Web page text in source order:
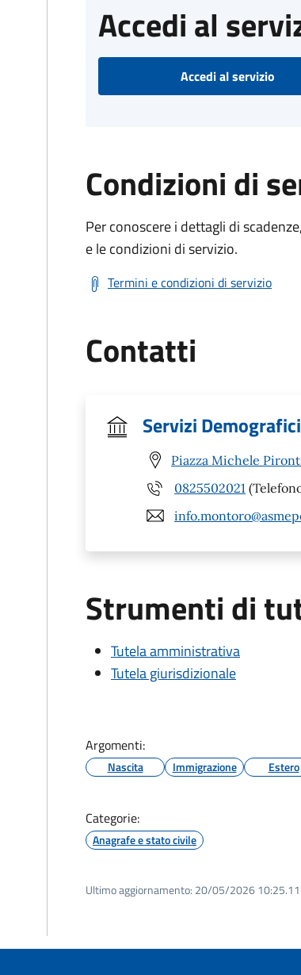
Accedi al
Accedi al servizio
Condizioni di
Per conoscere i dettagli di
e le condizioni di servizio.
Termini e condizioni di servizio
Contatti
Servizi Demografici
Piazza Michele
0825502021
Strumenti di
Tutela amministrativa
Tutela giurisdizionale
Argomenti:
Nascita Immigrazione Estero
Categorie:
Anagrafe e stato civile
Ultimo aggiornamento: 20/05/2026 10:25.11